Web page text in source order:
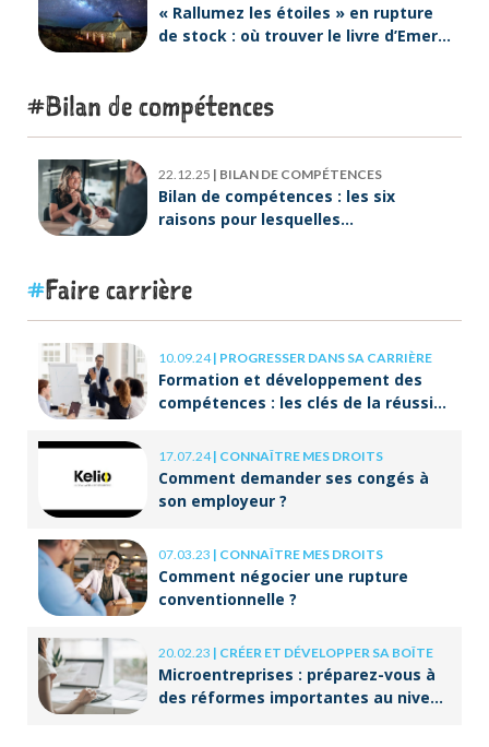
« Rallumez les étoiles » en rupture
de stock : où trouver le livre d’Emeric
Bilan de compétences
22.12.25 | BILAN DE COMPÉTENCES
Bilan de compétences : les six
raisons pour lesquelles
Faire carrière
10.09.24| PROGRESSER DANS SA CARRIÈRE
Formation et développement des
compétences : les clés de la réussite
17.07.24| CONNAÎTRE MES DROITS
Comment demander ses congés à
son employeur ?
07.03.23 | CONNAÎTRE MES DROITS
Comment négocier une rupture
conventionnelle ?
20.02.23 | CRÉER ET DÉVELOPPER SA BOÎTE
Microentreprises : préparez-vous à
des réformes importantes au niveau